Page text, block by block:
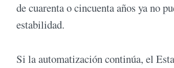
de cuarenta o cincuenta años ya no
estabilidad.
Si la automatización continúa, el